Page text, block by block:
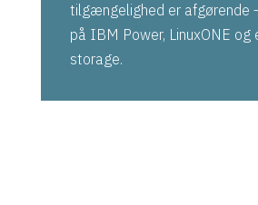
tilgængelighed er afgørende
på IBM Power, LinuxONE og
storage.